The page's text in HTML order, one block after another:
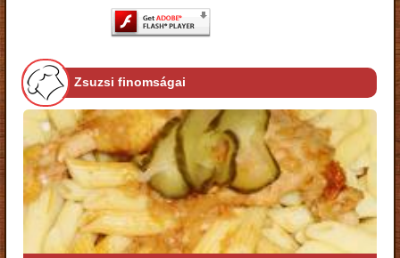
Zsuzsi finomságai